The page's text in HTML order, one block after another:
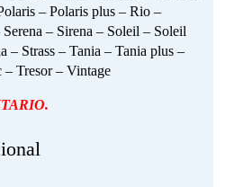
– Polaris plus – Rio –
– Sirena – Soleil – Soleil
– Strass – Tania – Tania plus –
Tresor – Vintage